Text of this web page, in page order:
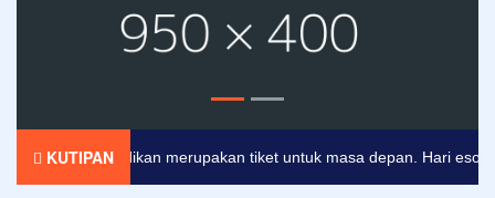
KUTIPAN
Pendidikan merupakan tiket untuk masa depan. Hari esok